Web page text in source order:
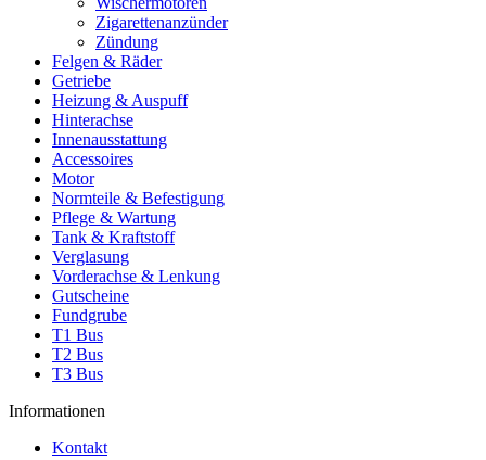
Zigarettenanzünder
Zündung
Felgen & Räder
Getriebe
Heizung & Auspuff
Hinterachse
Innenausstattung
Accessoires
Motor
Normteile & Befestigung
Pflege & Wartung
Tank & Kraftstoff
Verglasung
Vorderachse & Lenkung
Gutscheine
Fundgrube
T1 Bus
T2 Bus
T3 Bus
Informationen
Kontakt